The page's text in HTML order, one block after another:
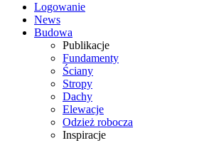
Logowanie
News
Budowa
Publikacje
Fundamenty
Ściany
Stropy
Dachy
Elewacje
Odzież robocza
Inspiracje